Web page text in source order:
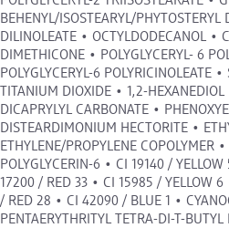
BEHENYL/ISOSTEARYL/
DILINOLEATE • OCTYLDODECANOL •
DIMETHICONE • POLYGLYCERYL- 6
POLYGLYCERYL-6 POLYRICINOLEATE
TITANIUM DIOXIDE • 1,2-
DICAPRYLYL CARBONATE •
DISTEARDIMONIUM HECTORITE •
ETHYLENE/PROPYLENE COPOLYMER
POLYGLYCERIN-6 • CI 19140 /
17200 / RED 33 • CI 15985 / YELLOW
/ RED 28 • CI 42090 / BLUE 1 •
PENTAERYTHRITYL TETRA-DI-T-